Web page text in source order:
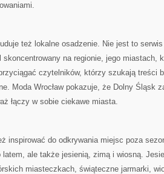
też lokalne osadzenie. Nie jest to
skoncentrowany na regionie, jego miastach,
czytelników, którzy szukają treści
Moda Wrocław pokazuje, że Dolny Śląsk
łączy w sobie ciekawe miasta.
inspirować do odkrywania miejsc poza
ale także jesienią, zimą i wiosną.
miasteczkach, świąteczne jarmarki,